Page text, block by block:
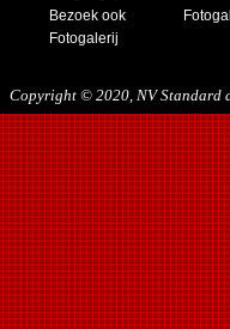
14/12/2019
Bezoek ook
Fotogalerij
Copyright © 2020, NV Standard